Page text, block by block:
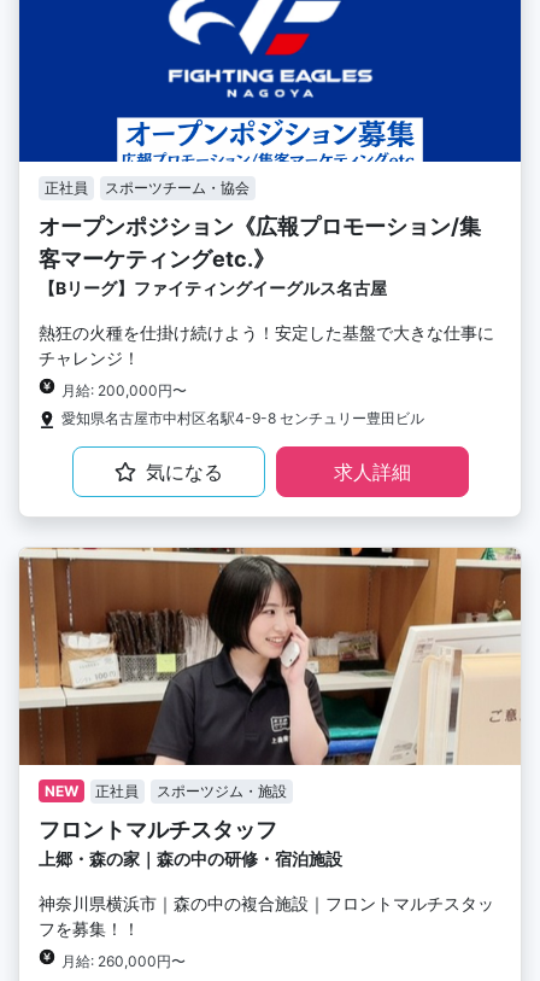
正社員 スポーツチーム・協会
オープンポジション《広報プロモーション/集
客マーケティングetc.》
【Bリーグ】ファイティングイーグルス名古屋
熱狂の火種を仕掛け続けよう！安定した基盤で大きな仕事に
チャレンジ！
月給: 200,000円〜
愛知県名古屋市中村区名駅4-9-8 センチュリー豊田ビル
気になる 求人詳細
NEW 正社員 スポーツジム・施設
フロントマルチスタッフ
上郷・森の家｜森の中の研修・宿泊施設
神奈川県横浜市｜森の中の複合施設｜フロントマルチスタッ
フを募集！！
月給: 260,000円〜